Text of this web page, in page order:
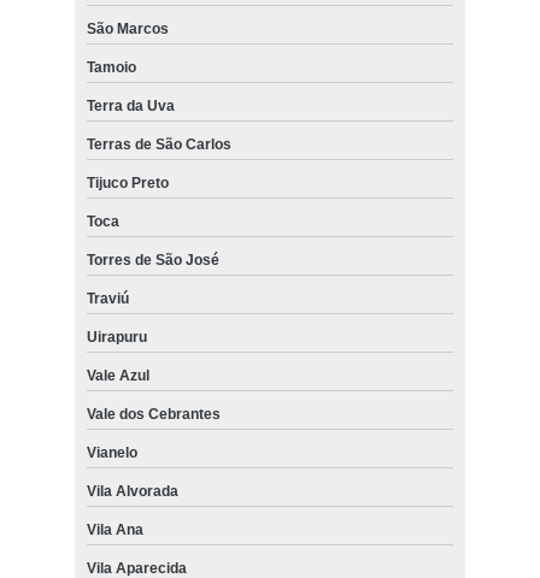
São Marcos
Tamoio
Terra da Uva
Terras de São Carlos
Tijuco Preto
Toca
Torres de São José
Traviú
Uirapuru
Vale Azul
Vale dos Cebrantes
Vianelo
Vila Alvorada
Vila Ana
Vila Aparecida